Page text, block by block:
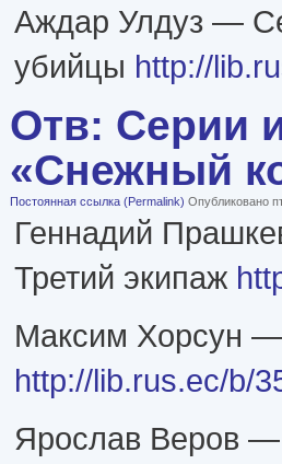
Аждар Улдуз —
убийцы http://
Отв: Серии
«Снежный
Постоянная ссылка (Permalink) Опубликовано
Геннадий
Третий экипаж
Максим Хорсун
http://lib.rus.ec/b/
Ярослав Веров —